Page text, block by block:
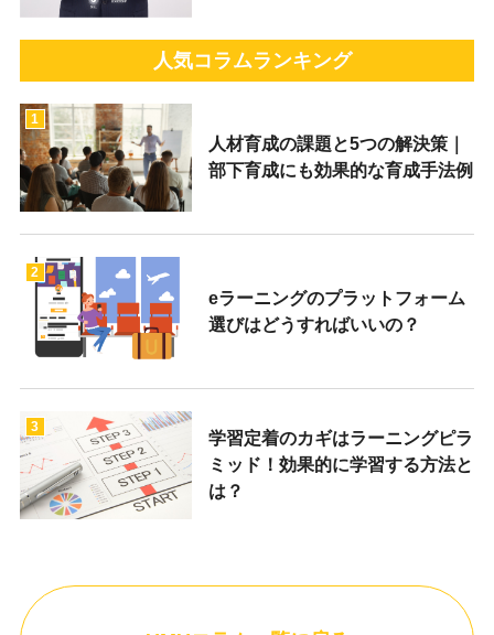
人気コラムランキング
1
人材育成の課題と5つの解決策｜
部下育成にも効果的な育成手法例
2
eラーニングのプラットフォーム
選びはどうすればいいの？
3
学習定着のカギはラーニングピラ
ミッド！効果的に学習する方法と
は？